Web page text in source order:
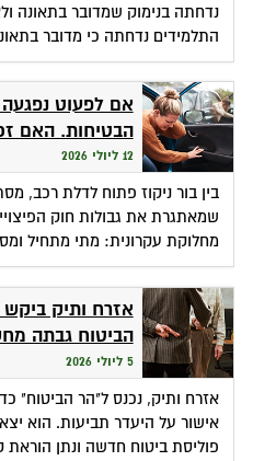
נדחתה בנימוק שמדובר בתאונה
התלמידים נדחתה כי מדובר
אם לפעוט
הבטיחות. האם
12 ליולי 2026
בין בור ניקוז פתוח לדלת רכב,
שמאתגרת את גבולות חוק
מחלוקת עקרונית: מתי מתחיל
אזרח ותיק ביקש
הביטוח גבתה
5 ליולי 2026
אזרח ותיק, נכנס ל"הר הביטוח"
אישור על היעדר תביעות. הוא
פוליסת ביטוח חדשה ונתן